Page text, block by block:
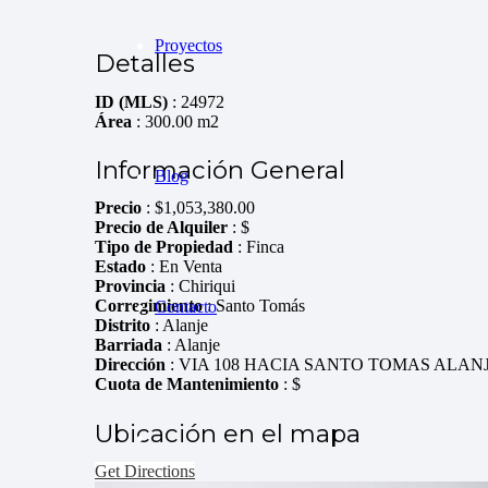
Proyectos
Blog
Contacto
Detalles
ID (MLS) : 24972
Área : 300.00 m2
Información General
Precio : $1,053,380.00
Precio de Alquiler : $
Tipo de Propiedad : Finca
Estado : En Venta
Provincia : Chiriqui
Corregimiento: Santo Tomás
Distrito : Alanje
Barriada : Alanje
Dirección : VIA 108 HACIA SANTO TOMAS
Cuota de Mantenimiento : $
Ubicación en el mapa
Get Directions